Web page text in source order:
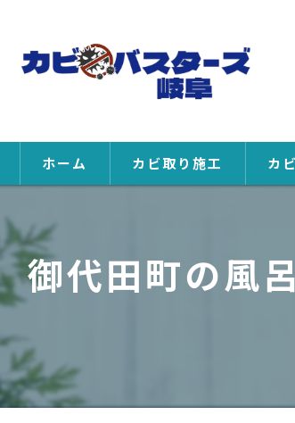
ホーム カビ取り施工 カ
御代田町の風